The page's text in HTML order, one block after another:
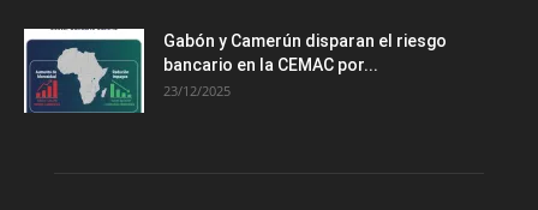
Gabón y Camerún disparan el riesgo
bancario en la CEMAC por...
23/12/2025